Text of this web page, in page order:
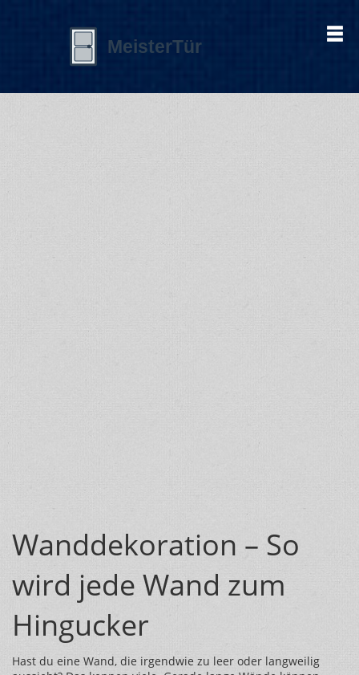
Wanddekoration – So
wird jede Wand zum
Hingucker
Hast du eine Wand, die irgendwie zu leer oder langweilig